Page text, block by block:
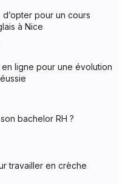
pour un cours
à Nice
ligne pour une évolution
bachelor RH ?
travailler en crèche